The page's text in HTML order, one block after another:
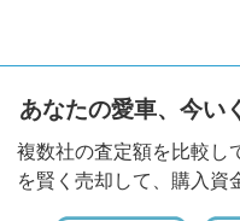
あなたの愛車、今い
複数社の査定額を比較し
を賢く売却して、購入資